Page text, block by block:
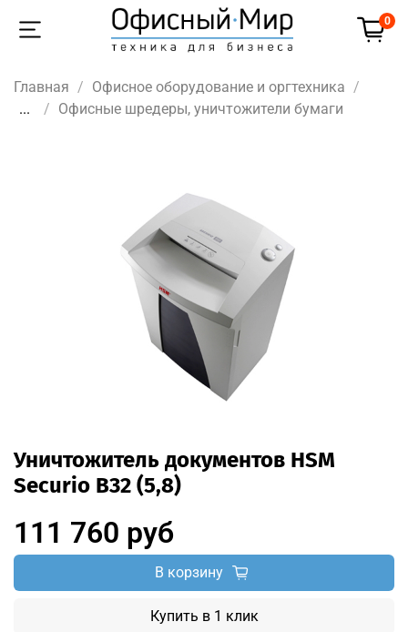
0
Главная
Офисное оборудование и оргтехника
...
Офисные шредеры, уничтожители бумаги
Уничтожитель документов HSM
Securio B32 (5,8)
111 760 руб
В корзину
Купить в 1 клик